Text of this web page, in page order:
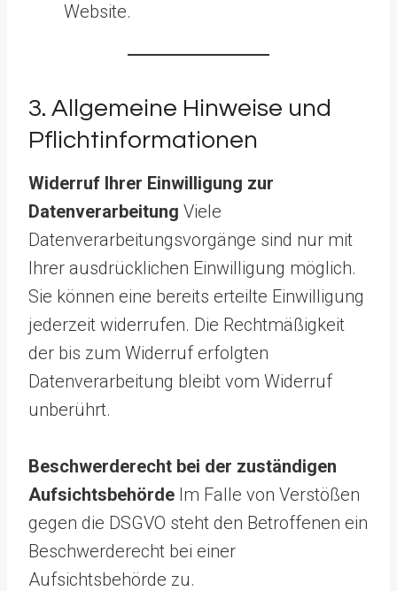
Website.
3. Allgemeine Hinweise und
Pflichtinformationen
Widerruf Ihrer Einwilligung zur
Datenverarbeitung Viele
Datenverarbeitungsvorgänge sind nur mit
Ihrer ausdrücklichen Einwilligung möglich.
Sie können eine bereits erteilte Einwilligung
jederzeit widerrufen. Die Rechtmäßigkeit
der bis zum Widerruf erfolgten
Datenverarbeitung bleibt vom Widerruf
unberührt.
Beschwerderecht bei der zuständigen
Aufsichtsbehörde Im Falle von Verstößen
gegen die DSGVO steht den Betroffenen ein
Beschwerderecht bei einer
Aufsichtsbehörde zu.